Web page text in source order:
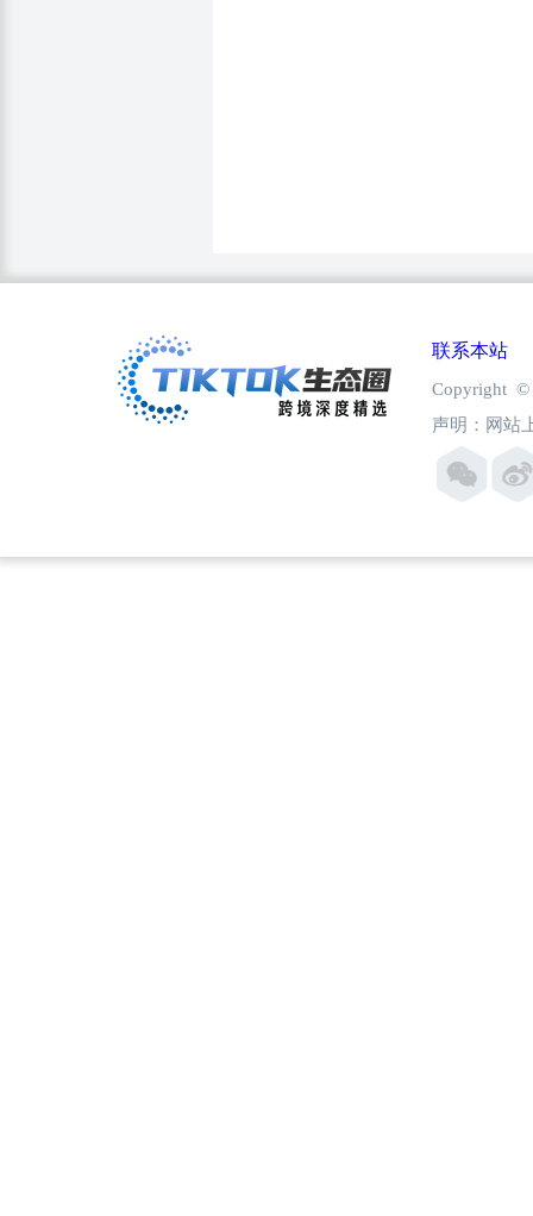
联系本站
Copyright ©
声明：网站